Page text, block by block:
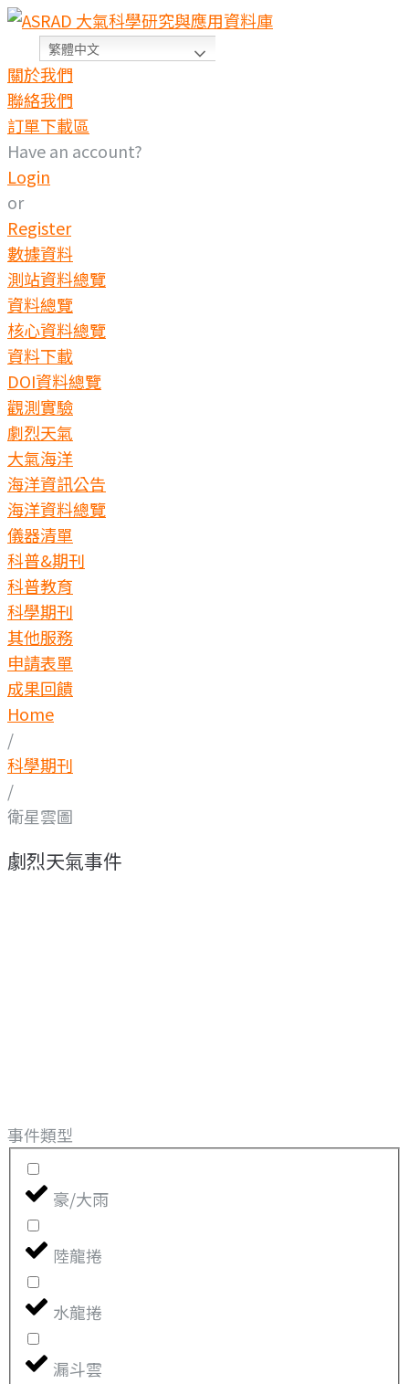
繁體中文
關於我們
聯絡我們
訂單下載區
Have an account?
Login
or
Register
數據資料
測站資料總覽
資料總覽
核心資料總覽
資料下載
DOI資料總覽
觀測實驗
劇烈天氣
大氣海洋
海洋資訊公告
海洋資料總覽
儀器清單
科普&期刊
科普教育
科學期刊
其他服務
申請表單
成果回饋
Home
/
科學期刊
/
衛星雲圖
劇烈天氣事件
事件類型
豪/大雨
陸龍捲
水龍捲
漏斗雲